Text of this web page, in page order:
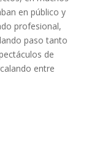
en público y
profesional,
paso tanto
de
entre